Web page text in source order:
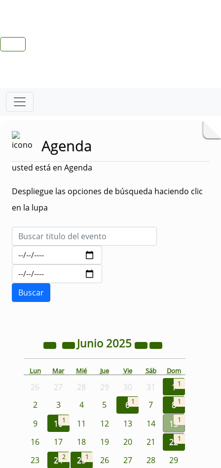
Agenda
usted está en Agenda
Despliegue las opciones de búsqueda haciendo clic
en la lupa
Junio 2025
Lun Mar Mié Jue Vie Sáb Dom
26 27 28 29 30 31 1 1
2 3 4 5 6 1 7 8 1
9 101 11 12 13 14 151
16 17 18 19 20 21 221
23 242 251 26 27 28
29